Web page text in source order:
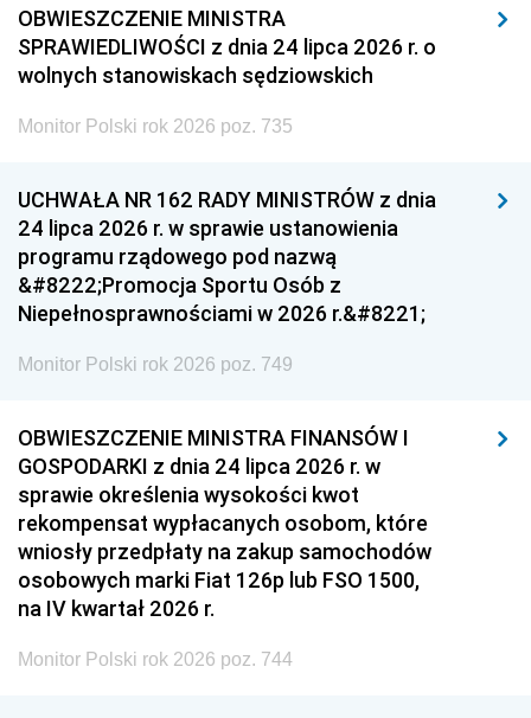
OBWIESZCZENIE MINISTRA
SPRAWIEDLIWOŚCI z dnia 24 lipca 2026 r. o
wolnych stanowiskach sędziowskich
Monitor Polski rok 2026 poz. 735
UCHWAŁA NR 162 RADY MINISTRÓW z dnia
24 lipca 2026 r. w sprawie ustanowienia
programu rządowego pod nazwą
&#8222;Promocja Sportu Osób z
Niepełnosprawnościami w 2026 r.&#8221;
Monitor Polski rok 2026 poz. 749
OBWIESZCZENIE MINISTRA FINANSÓW I
GOSPODARKI z dnia 24 lipca 2026 r. w
sprawie określenia wysokości kwot
rekompensat wypłacanych osobom, które
wniosły przedpłaty na zakup samochodów
osobowych marki Fiat 126p lub FSO 1500,
na IV kwartał 2026 r.
Monitor Polski rok 2026 poz. 744